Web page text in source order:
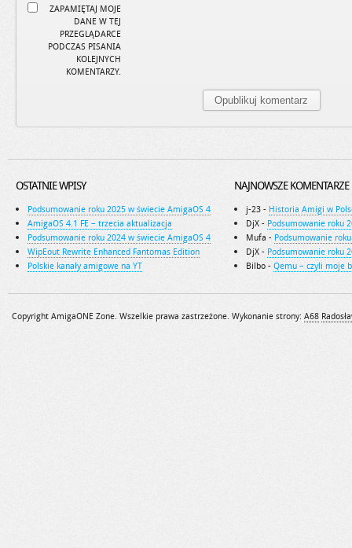
ZAPAMIĘTAJ MOJE
DANE W TEJ
PRZEGLĄDARCE
PODCZAS PISANIA
KOLEJNYCH
KOMENTARZY.
OSTATNIE WPISY
Podsumowanie roku 2025 w świecie AmigaOS 4
AmigaOS 4.1 FE – trzecia aktualizacja
Podsumowanie roku 2024 w świecie AmigaOS 4
WipEout Rewrite Enhanced Fantomas Edition
Polskie kanały amigowe na YT
NAJNOWSZE KOMENTARZE
j-23 - Historia Amigi w
DjX - Podsumowanie roku
Mufa - Podsumowanie
DjX - Podsumowanie roku
Bilbo - Qemu – czyli moje
Copyright AmigaONE Zone. Wszelkie prawa zastrzeżone. Wykonanie strony: A68